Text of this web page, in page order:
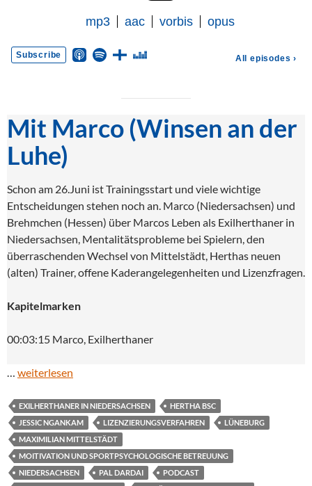
Mit Marco (Winsen an der
Luhe)
Schon am 26.Juni ist Trainingsstart und viele wichtige
Entscheidungen stehen noch an. Marco (Niedersachsen) und
Brehmchen (Hessen) über Marcos Leben als Exilherthaner in
Niedersachsen, Mentalitätsprobleme bei Spielern, den
überraschenden Wechsel von Mittelstädt, Herthas neuen
(alten) Trainer, offene Kaderangelegenheiten und Lizenzfragen.
Kapitelmarken
00:03:15 Marco, Exilherthaner
… weiterlesen
EXILHERTHANER IN NIEDERSACHSEN
HERTHA BSC
JESSIC NGANKAM
LIZENZIERUNGSVERFAHREN
LÜNEBURG
MAXIMILIAN MITTELSTÄDT
MOITIVATION UND SPORTPSYCHOLOGISCHE BETREUUNG
NIEDERSACHSEN
PAL DARDAI
PODCAST